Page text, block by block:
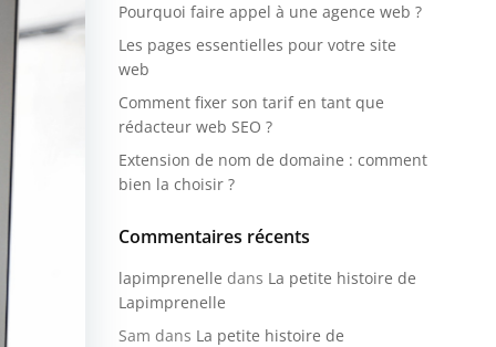
Pourquoi faire appel à une agence web ?
Les pages essentielles pour votre site
web
Comment fixer son tarif en tant que
rédacteur web SEO ?
Extension de nom de domaine : comment
bien la choisir ?
Commentaires récents
lapimprenelle dans La petite histoire de
Lapimprenelle
Sam dans La petite histoire de